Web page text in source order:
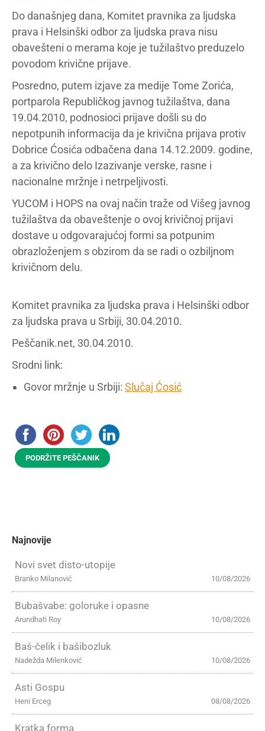
Do današnjeg dana, Komitet pravnika za ljudska
prava i Helsinški odbor za ljudska prava nisu
obavešteni o merama koje je tužilaštvo preduzelo
povodom krivične prijave.
Posredno, putem izjave za medije Tome Zorića,
portparola Republičkog javnog tužilaštva, dana
19.04.2010, podnosioci prijave došli su do
nepotpunih informacija da je krivična prijava protiv
Dobrice Ćosića odbačena dana 14.12.2009. godine,
a za krivično delo Izazivanje verske, rasne i
nacionalne mržnje i netrpeljivosti.
YUCOM i HOPS na ovaj način traže od Višeg javnog
tužilaštva da obaveštenje o ovoj krivičnoj prijavi
dostave u odgovarajućoj formi sa potpunim
obrazloženjem s obzirom da se radi o ozbiljnom
krivičnom delu.
Komitet pravnika za ljudska prava i Helsinški odbor
za ljudska prava u Srbiji, 30.04.2010.
Peščanik.net, 30.04.2010.
Srodni link:
Govor mržnje u Srbiji: Slučaj Ćosić
PODRŽITE PEŠČANIK
Najnovije
Novi svet disto-utopije
10/08/2026
Branko Milanović
Bubašvabe: goloruke i opasne
10/08/2026
Arundhati Roy
Baš-čelik i bašibozluk
10/08/2026
Nadežda Milenković
Asti Gospu
08/08/2026
Heni Erceg
Kratka forma